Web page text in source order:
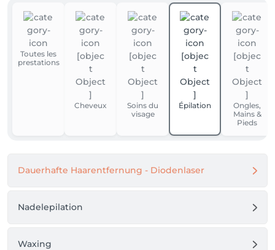
Toutes les
prestations
Cheveux
Soins du
visage
Épilation
Ongles,
Mains &
Pieds
Dauerhafte Haarentfernung - Diodenlaser
Nadelepilation
Waxing